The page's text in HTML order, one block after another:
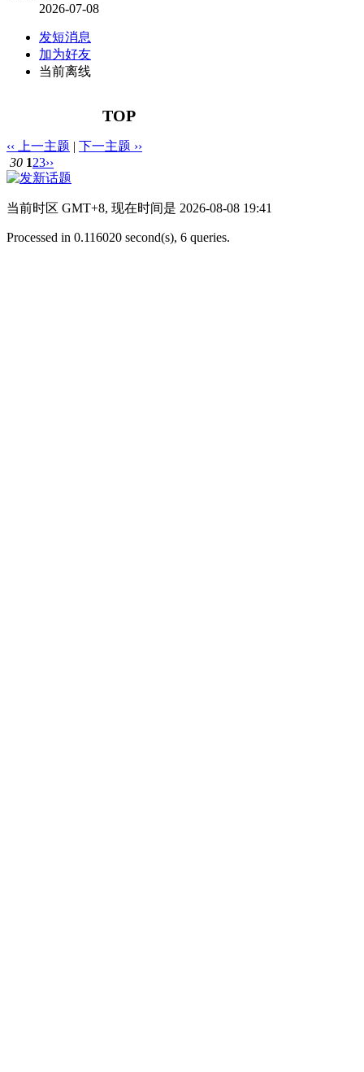
2026-07-08
发短消息
加为好友
当前离线
TOP
‹‹ 上一主题 | 下一主题 ››
30 123››
当前时区 GMT+8, 现在时间是 2026-08-08 19:41
Processed in 0.116020 second(s), 6 queries.